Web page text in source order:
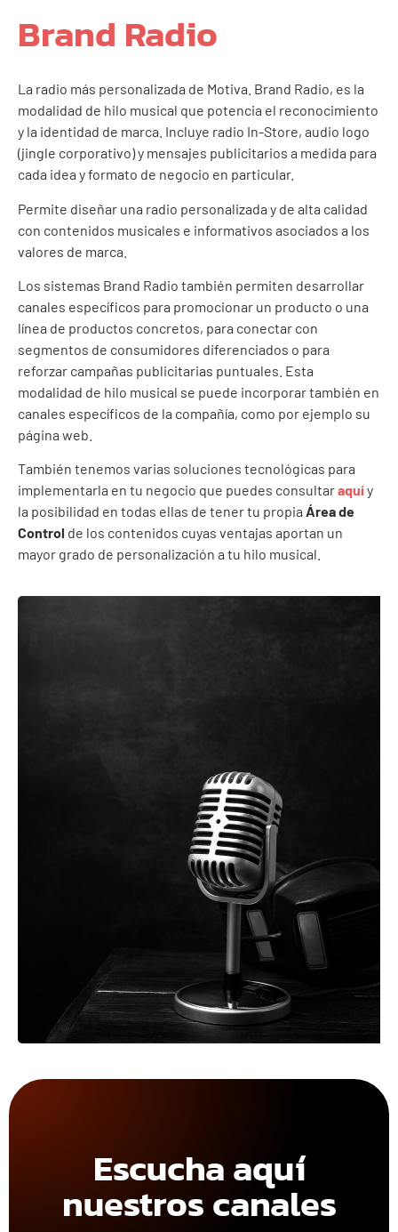
Brand Radio
La radio más personalizada de Motiva. Brand Radio, es la
modalidad de hilo musical que potencia el reconocimiento
y la identidad de marca. Incluye radio In-Store, audio logo
(jingle corporativo) y mensajes publicitarios a medida para
cada idea y formato de negocio en particular.
Permite diseñar una radio personalizada y de alta calidad
con contenidos musicales e informativos asociados a los
valores de marca.
Los sistemas Brand Radio también permiten desarrollar
canales específicos para promocionar un producto o una
línea de productos concretos, para conectar con
segmentos de consumidores diferenciados o para
reforzar campañas publicitarias puntuales. Esta
modalidad de hilo musical se puede incorporar también en
canales específicos de la compañía, como por ejemplo su
página web.
También tenemos varias soluciones tecnológicas para
implementarla en tu negocio que puedes consultaraquíy
la posibilidad en todas ellas de tener tu propia Área de
Control de los contenidos cuyas ventajas aportan un
mayor grado de personalización a tu hilo musical.
Escucha aquí
nuestros canales